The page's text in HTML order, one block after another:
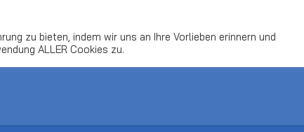
zu bieten, indem wir uns an Ihre Vorlieben erinnern und
ALLER Cookies zu.